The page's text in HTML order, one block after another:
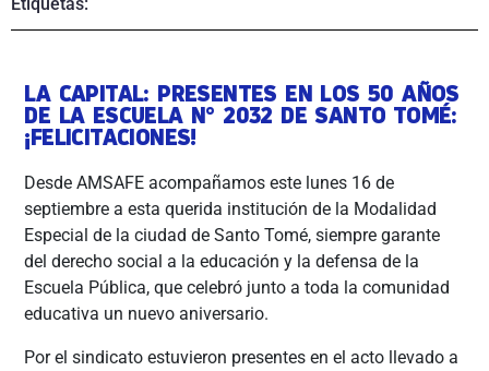
LA CAPITAL: PRESENTES EN LOS 50 AÑOS
DE LA ESCUELA N° 2032 DE SANTO TOMÉ:
¡FELICITACIONES!
Desde AMSAFE acompañamos este lunes 16 de
septiembre a esta querida institución de la Modalidad
Especial de la ciudad de Santo Tomé, siempre garante
del derecho social a la educación y la defensa de la
Escuela Pública, que celebró junto a toda la comunidad
educativa un nuevo aniversario.
Por el sindicato estuvieron presentes en el acto llevado a